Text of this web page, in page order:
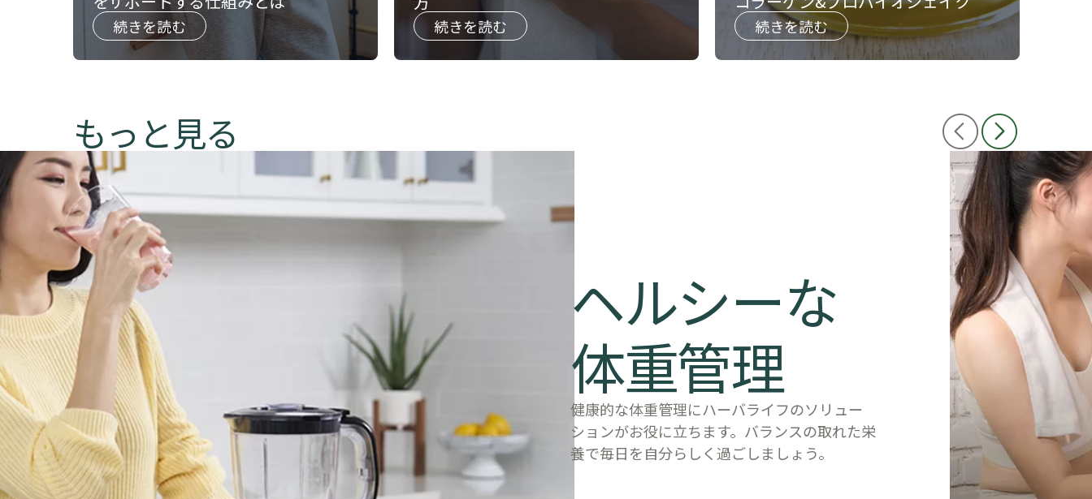
続きを読む 続きを読む 続きを読む
​​​もっと見る​​
​​ヘルシーな
体重管理
健康的な体重管理にハーバライフのソリュー
ションがお役に立ちます。バランスの取れた栄
養で毎日を自分らしく過ごしましょう。